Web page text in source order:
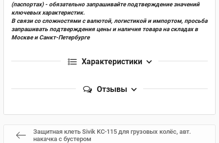
(паспортах) - обязательно запрашивайте подтверждение значений
ключевых характеристик.
В связи со сложностями с валютой, логистикой и импортом, просьба
запрашивать подтверждения цены и наличия товара на складах в
Москве и Санкт-Петербурге
Характеристики
Отзывы
Защитная клеть Sivik KC-115 для грузовых колёс, авт.
накачка с бустером